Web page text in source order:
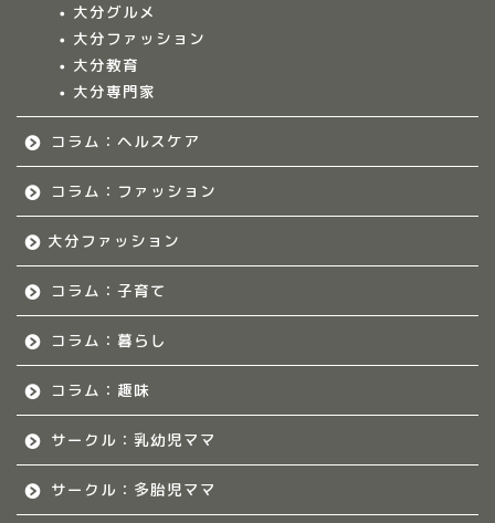
大分グルメ
大分ファッション
大分教育
大分専門家
コラム：ヘルスケア
コラム：ファッション
大分ファッション
コラム：子育て
コラム：暮らし
コラム：趣味
サークル：乳幼児ママ
サークル：多胎児ママ
福岡のママ集まれ！につ
佐賀のママ集まれ！につ